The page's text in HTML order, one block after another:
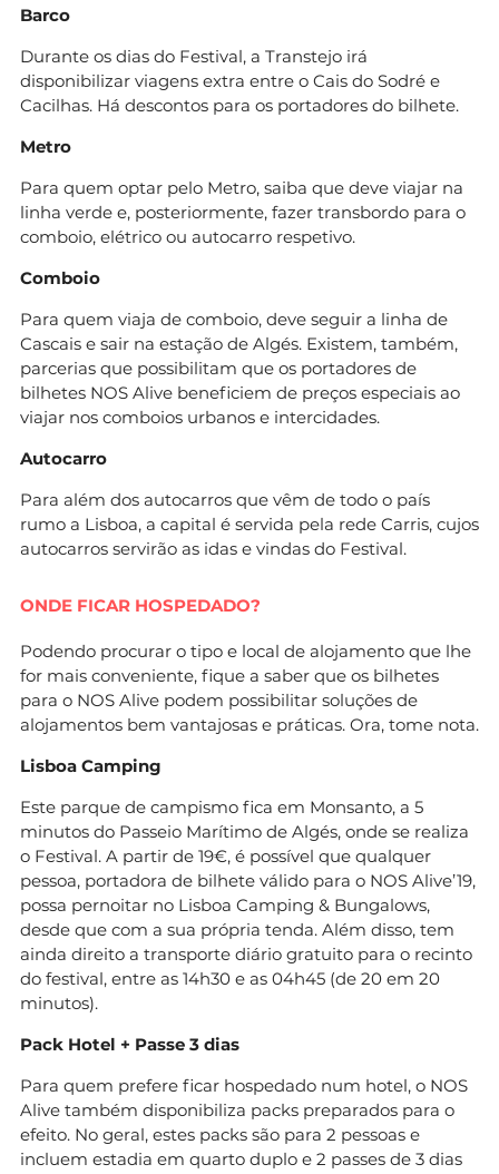
Barco
Durante os dias do Festival, a Transtejo irá
disponibilizar viagens extra entre o Cais do Sodré e
Cacilhas. Há descontos para os portadores do bilhete.
Metro
Para quem optar pelo Metro, saiba que deve viajar na
linha verde e, posteriormente, fazer transbordo para o
comboio, elétrico ou autocarro respetivo.
Comboio
Para quem viaja de comboio, deve seguir a linha de
Cascais e sair na estação de Algés. Existem, também,
parcerias que possibilitam que os portadores de
bilhetes NOS Alive beneficiem de preços especiais ao
viajar nos comboios urbanos e intercidades.
Autocarro
Para além dos autocarros que vêm de todo o país
rumo a Lisboa, a capital é servida pela rede Carris, cujos
autocarros servirão as idas e vindas do Festival.
ONDE FICAR HOSPEDADO?
Podendo procurar o tipo e local de alojamento que lhe
for mais conveniente, fique a saber que os bilhetes
para o NOS Alive podem possibilitar soluções de
alojamentos bem vantajosas e práticas. Ora, tome nota.
Lisboa Camping
Este parque de campismo fica em Monsanto, a 5
minutos do Passeio Marítimo de Algés, onde se realiza
o Festival. A partir de 19€, é possível que qualquer
pessoa, portadora de bilhete válido para o NOS Alive’19,
possa pernoitar no Lisboa Camping & Bungalows,
desde que com a sua própria tenda. Além disso, tem
ainda direito a transporte diário gratuito para o recinto
do festival, entre as 14h30 e as 04h45 (de 20 em 20
minutos).
Pack Hotel + Passe 3 dias
Para quem prefere ficar hospedado num hotel, o NOS
Alive também disponibiliza packs preparados para o
efeito. No geral, estes packs são para 2 pessoas e
incluem estadia em quarto duplo e 2 passes de 3 dias